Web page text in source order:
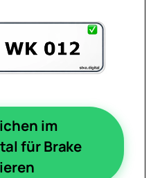
im
für Brake